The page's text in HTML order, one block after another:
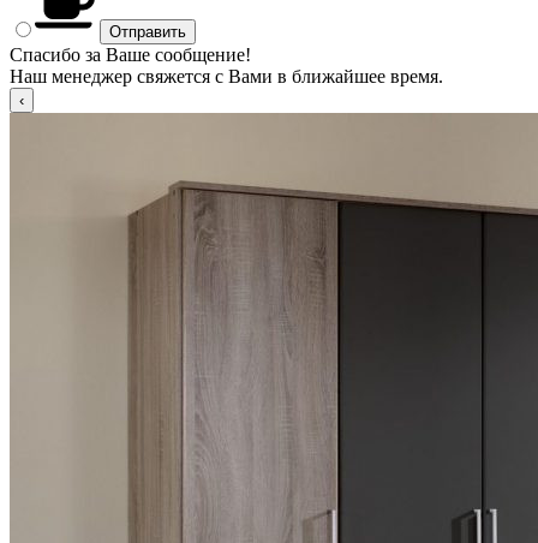
Спасибо за Ваше сообщение!
Наш менеджер свяжется с Вами в ближайшее время.